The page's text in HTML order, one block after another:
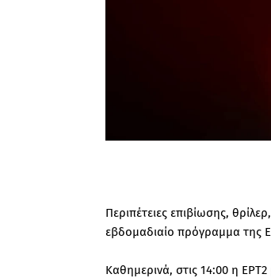
Περιπέτειες επιβίωσης,
εβδομαδιαίο πρόγραμμα της
Καθημερινά, στις 14:00 η ΕΡΤ2